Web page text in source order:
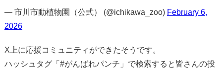
— 市川市動植物園（公式） (@ichikawa_zoo) February 6,
2026
X上に応援コミュニティができたそうです。
ハッシュタグ「#がんばれパンチ」で検索すると皆さんの投